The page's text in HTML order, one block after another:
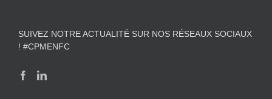
SUIVEZ NOTRE ACTUALITÉ SUR NOS RÉSEAUX SOCIAUX
! #CPMENFC